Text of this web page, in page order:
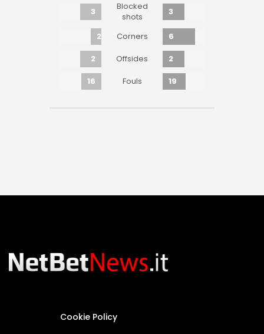
3
Blocked
shots
3
2 Corners
6
2
Offsides
2
16
Fouls 19
Cookie Policy